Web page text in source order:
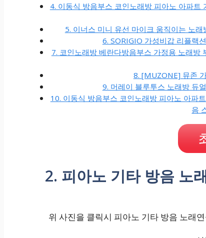
4. 이동식 방음부스 코인노래방 피아노 아파
5. 이너스 미니 유선 마이크 움직이는 노
6. SORIGIO 가성비갑 리플랙
7. 코인노래방 베란다방음부스 가정용 노래
8. [MUZONE] 뮤존
9. 머레이 블루투스 노래방 듀
10. 이동식 방음부스 코인노래방 피아노 아파
음
2. 피아노 기타 방음 노
위 사진을 클릭시 피아노 기타 방음 노래